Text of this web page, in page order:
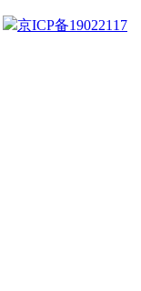
京ICP备19022117